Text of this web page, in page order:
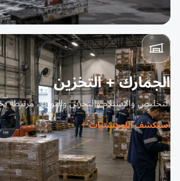
الجمارك + التخزين
التخليص والاستلام والتخزين والتوزيع،
استكشف اللوجستيات